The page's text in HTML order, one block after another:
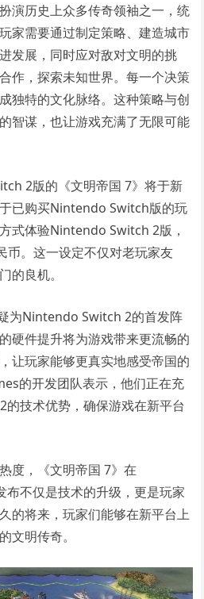
演历史上众多传奇领袖之一，统
家需要通过制定策略、建造城市
发展，同时应对敌对文明的挑
作，探索未知世界。每一个决策
独特的文化脉络。这种策略与创
智谋，也让游戏充满了无限可能
2版的《文明帝国 7》将于新
已购买Nintendo Switch版的玩
式体验Nintendo Switch 2版，
币。这一设定不仅对老玩家友
的良机。
为Nintendo Switch 2的首发阵
硬件提升将为游戏带来更流畅的
让玩家能够更真实地感受帝国的
的开发团队表示，他们正在充
技术优势，确保游戏在新平台
度，《文明帝国 7》在
不仅是技术的升级，更是玩家
的将来，玩家们能够在新平台上
文明传奇。